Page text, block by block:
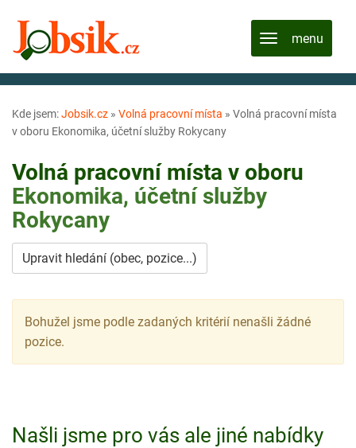
Kde jsem:Jobsik.cz » Volná pracovní místa » Volná pracovní místa
v oboru Ekonomika, účetní služby Rokycany
Volná pracovní místa v oboru
Ekonomika, účetní služby
Rokycany
Upravit hledání (obec, pozice...)
Bohužel jsme podle zadaných kritérií nenašli žádné
pozice.
Našli jsme pro vás ale jiné nabídky